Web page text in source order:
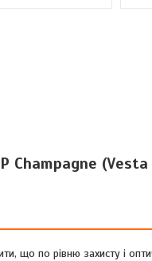
Champagne (Vesta
що по рівню захисту і